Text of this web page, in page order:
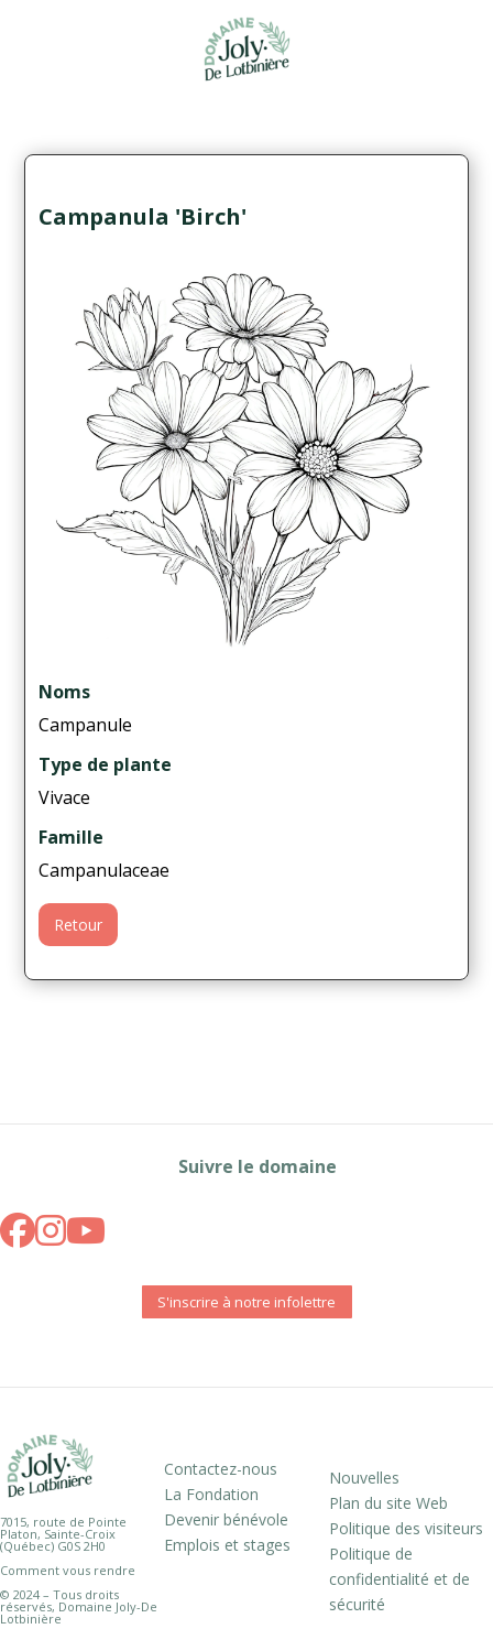
Campanula 'Birch'
Noms
Campanule
Type de plante
Vivace
Famille
Campanulaceae
Retour
Suivre le domaine
S'inscrire à notre infolettre
7015, route de Pointe
Platon, Sainte-Croix
(Québec) G0S 2H0
Comment vous rendre
© 2024 – Tous droits
réservés, Domaine Joly-De
Lotbinière
Contactez-nous
La Fondation
Devenir bénévole
Emplois et stages
Nouvelles
Plan du site Web
Politique des visiteurs
Politique de
confidentialité et de
sécurité